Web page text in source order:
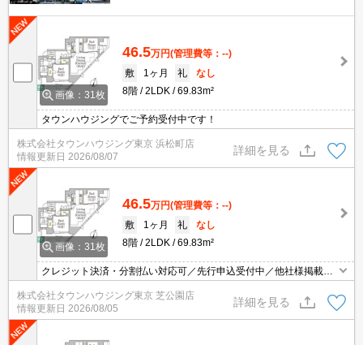
画像：31枚
46.5万円(管理費等：--)
敷
1ヶ月 礼
なし
8階
2LDK 69.83m²
タウンハウジングでご予約受付中です！
株式会社タウンハウジング東京 浜松町店
情報更新日 2026/08/07
詳細を見る
画像：31枚
46.5万円(管理費等：--)
敷
1ヶ月 礼
なし
8階
2LDK 69.83m²
クレジット決済・分割払い対応可／先行申込受付中／他社様掲載物
件もまとめてご案内可能／専任物件多数あり
株式会社タウンハウジング東京 芝公園店
情報更新日 2026/08/05
詳細を見る